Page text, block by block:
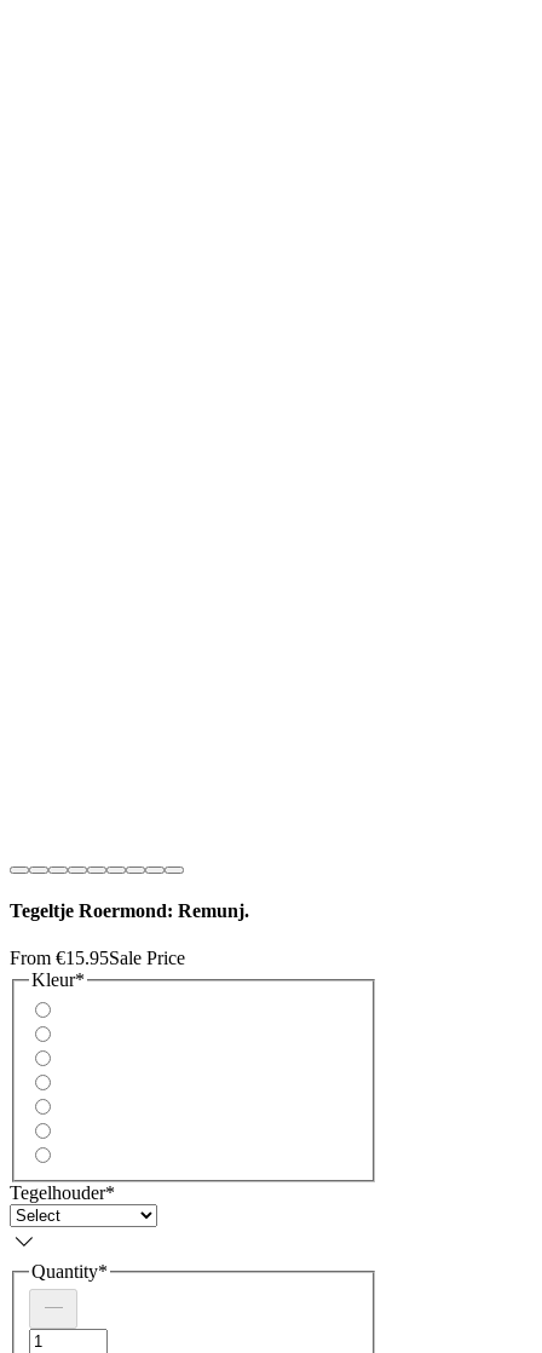
Tegeltje Roermond: Remunj.
From €15.95Sale Price
Kleur*
Tegelhouder*
Quantity*